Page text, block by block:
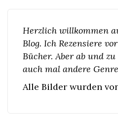
Herzlich willkommen
Blog. Ich Rezensiere
Bücher. Aber ab und
auch mal andere
Alle Bilder wurden